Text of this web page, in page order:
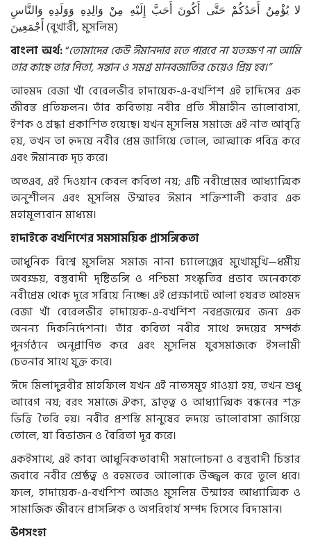
لا يُؤْمِنُ أَحَدُكُمْ حَتَّى أَكُونَ أَحَبَّ إِلَيْهِ مِنْ وَالِدِهِ وَوَلَدِهِ وَالنَّاسِ
أَجْمَعِينَ (বুখারী,মুসলিম)
বাংলাঅর্থ:“তোমাদের কেউ ঈমানদার হতে পারবে না যতক্ষণ না আমি
তারকাছে তারপিতা,সন্তান ওসমগ্রমানবজাতির চেয়েওপ্রিয় হব।”
আহমদ রেজা খাঁ বেরেলভীর হাদায়েক-এ-বখশিশ এই হাদিসের এক
জীবন্ত প্রতিফলন। তাঁর কবিতায় নবীর প্রতি সীমাহীন ভালোবাসা,
ইশকও শ্রদ্ধাপ্রকাশিতহয়েছে।যখনমুসলিমসমাজেএইনাতআবৃত্তি
হয়, তখনতাহৃদয়ে নবীর প্রেমজাগিয়ে তোলে,আত্মাকেপবিত্রকরে
এবংঈমানকেদৃঢ়করে।
অতএব,এই দিওয়ান কেবল কবিতা নয়; এটি নবীপ্রেমের আধ্যাত্মিক
অনুশীলন এবং মুসলিম উম্মাহর ঈমান শক্তিশালী করার এক
মহামূল্যবানমাধ্যম।
হাদাইকেবখশিশেরসমসাময়িকপ্রাসঙ্গিকতা
আধুনিক বিশ্বে মুসলিম সমাজ নানা চ্যালেঞ্জের মুখোমুখি—ধর্মীয়
অবক্ষয়,বস্তুবাদী দৃষ্টিভঙ্গি ও পশ্চিমা সংস্কৃতির প্রভাব অনেককে
নবীপ্রেমথেকেদূরেসরিয়েনিচ্ছে।এইপ্রেক্ষাপটেআলাহযরতআহমদ
রেজা খাঁ বেরেলভীর হাদায়েক-এ-বখশিশ নবপ্রজন্মের জন্য এক
অনন্য দিকনির্দেশনা। তাঁর কবিতা নবীর সাথে হৃদয়ের সম্পর্ক
পুনর্গঠনে অনুপ্রাণিত করে এবং মুসলিম যুবসমাজকে ইসলামী
চেতনারসাথেযুক্তকরে।
ঈদেমিলাদুন্নবীরমাহফিলেযখনএইনাতসমূহগাওয়াহয়, তখনশুধু
আবেগ নয়;বরং সমাজে ঐক্য, ভ্রাতৃত্ব ও আধ্যাত্মিক বন্ধনের শক্ত
ভিত্তি তৈরি হয়। নবীর প্রশস্তি মানুষের হৃদয়ে ভালোবাসা জাগিয়ে
তোলে,যাবিভাজনওবৈরিতাদূরকরে।
একইসাথে,এই কাব্য আধুনিকতাবাদী সমালোচনা ও বস্তুবাদীচিন্তার
জবাবে নবীর শ্রেষ্ঠত্ব ও রহমতের আলোকে উজ্জ্বল করে তুলে ধরে।
ফলে, হাদায়েক-এ-বখশিশ আজও মুসলিম উম্মাহর আধ্যাত্মিক ও
সামাজিকজীবনেপ্রাসঙ্গিকওঅপরিহার্যসম্পদহিসেবেবিদ্যমান।
উপসংহা